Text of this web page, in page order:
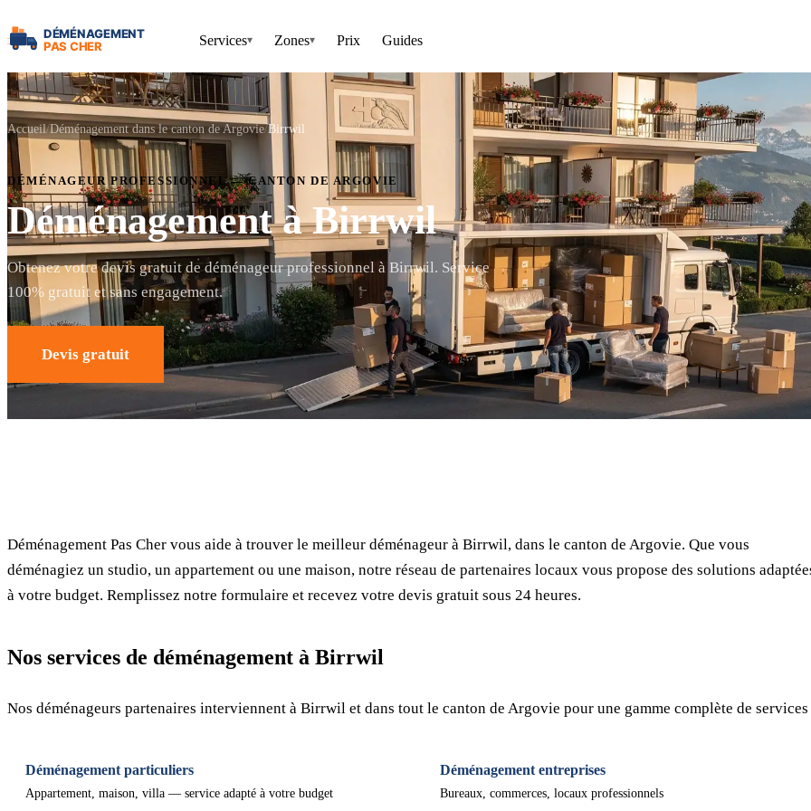
Services▾ Zones▾ Prix Guides
Accueil Déménagement dans le canton de Argovie Birrwil
DÉMÉNAGEUR PROFESSIONNEL — CANTON DE ARGOVIE
Déménagement à Birrwil
Obtenez votre devis gratuit de déménageur professionnel à Birrwil. Service
100% gratuit et sans engagement.
Devis gratuit
Déménagement Pas Cher vous aide à trouver le meilleur déménageur à Birrwil, dans le canton de Argovie. Que vous
déménagiez un studio, un appartement ou une maison, notre réseau de partenaires locaux vous propose des solutions
à votre budget. Remplissez notre formulaire et recevez votre devis gratuit sous 24 heures.
Nos services de déménagement à Birrwil
Nos déménageurs partenaires interviennent à Birrwil et dans tout le canton de Argovie pour une gamme complète de
Déménagement particuliers
Appartement, maison, villa — service adapté à votre budget
Déménagement entreprises
Bureaux, commerces, locaux professionnels